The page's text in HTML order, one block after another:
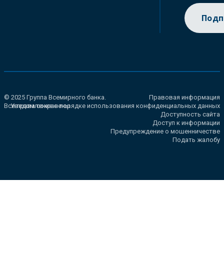
© 2025 Группа Всемирного банка.
Все права сохранены.
Правовая информация
Уведомление о порядке использования конфиденциальных данных
Доступность сайта
Доступ к информации
Предупреждение о мошенничестве
Подать жалобу